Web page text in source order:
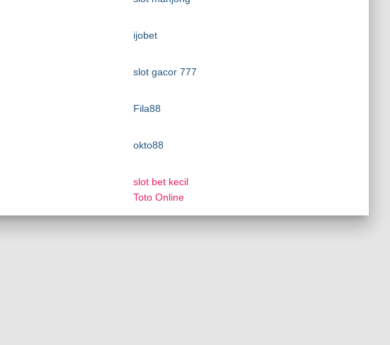
ijobet
slot gacor 777
Fila88
okto88
slot bet kecil
Toto Online